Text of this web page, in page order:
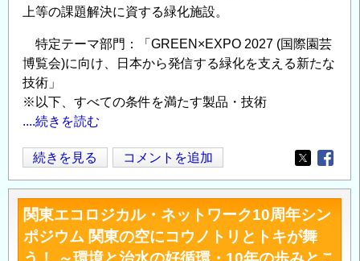
上等の課題解決に資する緑化施設。
特定テーマ部門：「GREEN×EXPO 2027 (国際園芸
博覧会)に向け、日本から発信する緑化を支える新たな
技術」
※以下、すべての条件を満たす製品・技術
....続きを読む
第
23
回
緑
化
技
続きを見る コメントを追加
Opens in
関東エコロジカル・ネットワーク10周年シン
ポジウム 関東の空にコウノトリとトキが舞